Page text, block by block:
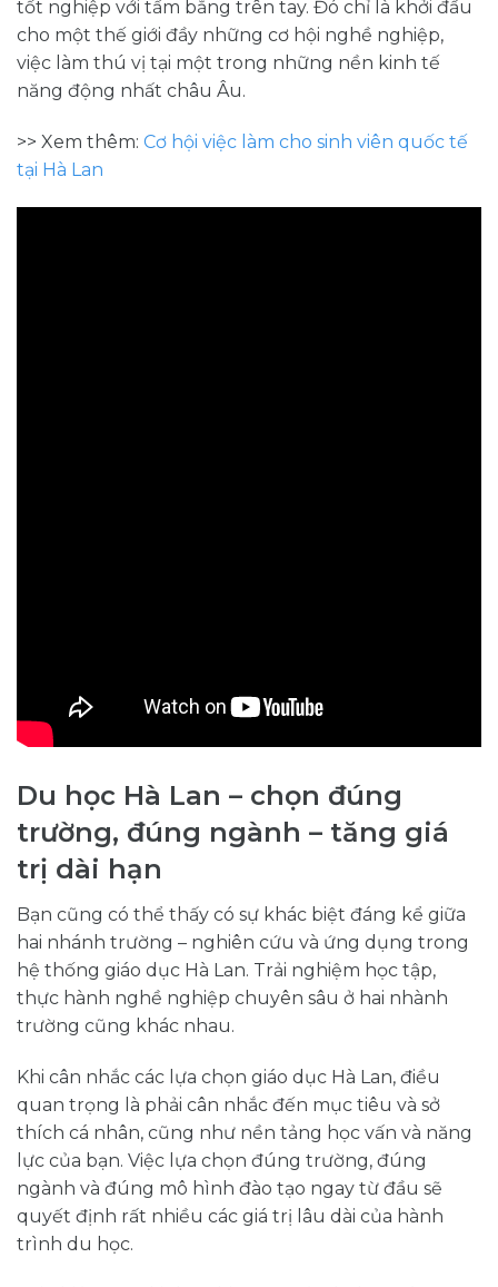
tốt nghiệp với tấm bằng trên tay. Đó chỉ là khởi đầu
cho một thế giới đầy những cơ hội nghề nghiệp,
việc làm thú vị tại một trong những nền kinh tế
năng động nhất châu Âu.
>> Xem thêm: Cơ hội việc làm cho sinh viên quốc tế
tại Hà Lan
Du học Hà Lan – chọn đúng
trường, đúng ngành – tăng giá
trị dài hạn
Bạn cũng có thể thấy có sự khác biệt đáng kể giữa
hai nhánh trường – nghiên cứu và ứng dụng trong
hệ thống giáo dục Hà Lan. Trải nghiệm học tập,
thực hành nghề nghiệp chuyên sâu ở hai nhành
trường cũng khác nhau.
Khi cân nhắc các lựa chọn giáo dục Hà Lan, điều
quan trọng là phải cân nhắc đến mục tiêu và sở
thích cá nhân, cũng như nền tảng học vấn và năng
lực của bạn. Việc lựa chọn đúng trường, đúng
ngành và đúng mô hình đào tạo ngay từ đầu sẽ
quyết định rất nhiều các giá trị lâu dài của hành
trình du học.